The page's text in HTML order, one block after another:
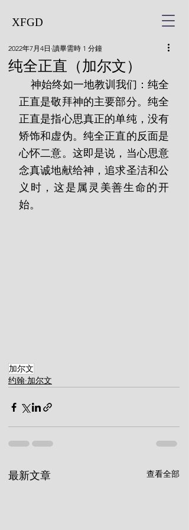
XFGD
纯全正直（加尔文）
2022年7月4日 讀畢需時 1 分鐘
正直是敬拜神的主要部分。纯全
正直是指心思真正的单纯，没有
矫饰和虚伪。纯全正直的反面是
心怀二意。这即是说，当心思意
念真诚地献给神，追求圣洁和公
义时，这是属灵美善生命的开
始。
加尔文
约翰·加尔文
最新文章 查看全部